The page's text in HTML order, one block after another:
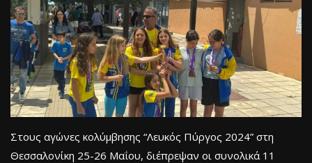
Στους αγώνες κολύμβησης “Λευκός Πύργος 2024” στη
Θεσσαλονίκη 25-26 Μαΐου, διέπρεψαν οι συνολικά 11